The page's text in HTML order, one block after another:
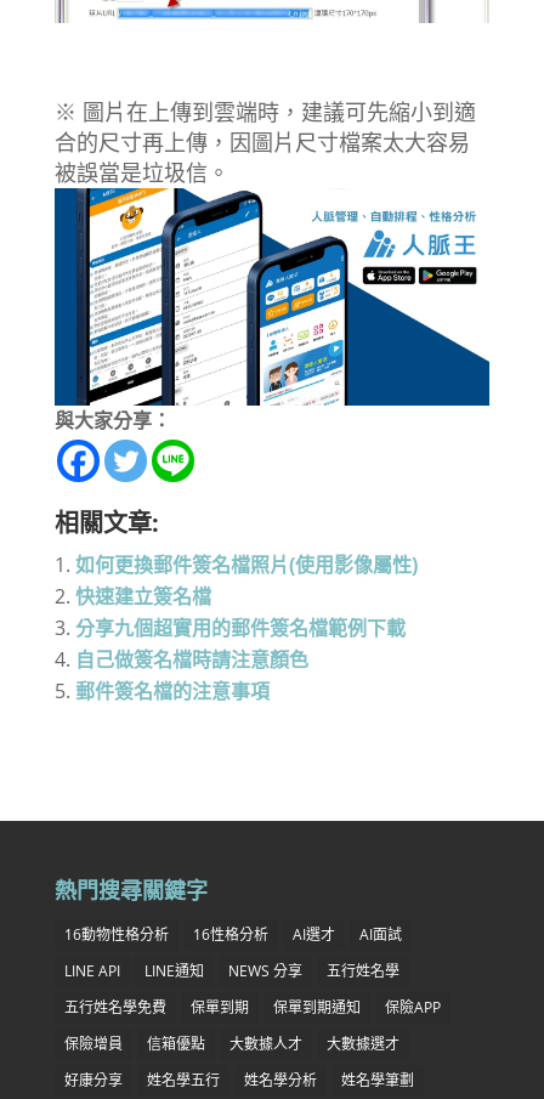
※ 圖片在上傳到雲端時，建議可先縮小到適
合的尺寸再上傳，因圖片尺寸檔案太大容易
被誤當是垃圾信。
與大家分享：
相關文章:
如何更換郵件簽名檔照片(使用影像屬性)
快速建立簽名檔
分享九個超實用的郵件簽名檔範例下載
自己做簽名檔時請注意顏色
郵件簽名檔的注意事項
熱門搜尋關鍵字
16動物性格分析 16性格分析 AI選才
AI面試
LINE API
LINE通知 NEWS 分享
五行姓名學
五行姓名學免費
保單到期 保單到期通知
保險APP
保險增員
信箱優點 大數據人才
大數據選才
好康分享
姓名學五行 姓名學分析
姓名學筆劃